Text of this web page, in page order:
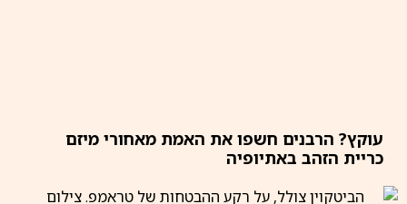
עוקץ? הרבנים חשפו את האמת מאחורי מיזם
כריית הזהב באתיופיה